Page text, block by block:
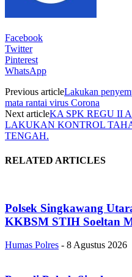
Facebook
Twitter
Pinterest
WhatsApp
Previous articleLakukan
mata rantai virus Corona
Next articleKA SPK REGU II
LAKUKAN KONTROL
TENGAH.
RELATED ARTICLES
Polsek Singkawang
KKBSM STIH Soeltan
Humas Polres - 8 Agustus 2026